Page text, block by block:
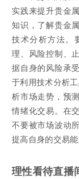
实践来提升贵金
知识，了解贵金
技术分析方法。
理、风险控制、
据自身的风险承
于利用技术分析
析市场走势，预
情绪化交易。在
不要被市场波动
提高自身的交易能
理性看待直播